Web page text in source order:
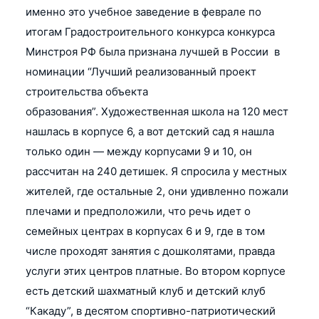
именно это учебное заведение в феврале по
итогам Градостроительного конкурса конкурса
Минстроя РФ была признана лучшей в России в
номинации “Лучший реализованный проект
строительства объекта
образования”. Художественная школа на 120 мест
нашлась в корпусе 6, а вот детский сад я нашла
только один — между корпусами 9 и 10, он
рассчитан на 240 детишек. Я спросила у местных
жителей, где остальные 2, они удивленно пожали
плечами и предположили, что речь идет о
семейных центрах в корпусах 6 и 9, где в том
числе проходят занятия с дошколятами, правда
услуги этих центров платные. Во втором корпусе
есть детский шахматный клуб и детский клуб
“Какаду”, в десятом спортивно-патриотический